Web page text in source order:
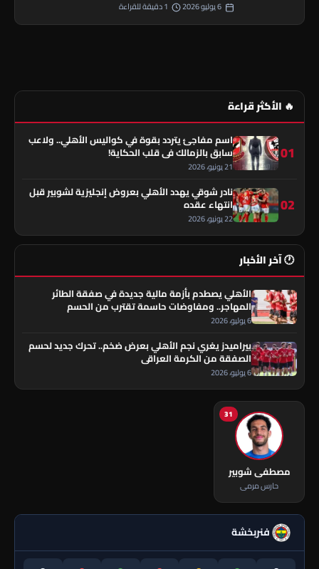
🔥 الأكثر قراءة
01
اسم مفاجئ يتردد بقوة في كواليس الأهلي.. ولاعب
سابق بالزمالك في قلب الحكاية!
21 يونيو، 2026
02
نادر شوقي يهدد الأهلي بعروض إنجليزية لشوبير قبل
انتهاء عقده
22 يونيو، 2026
🕐 آخر الأخبار
الأهلي يصطدم بأزمة مالية جديدة في صفقة الطائر
المهاجر.. ومفاوضات حاسمة تقترب من الحسم
6 يوليو، 2026
بيراميدز يغري نجم الأهلي بعرض ضخم.. تحرك جديد لحسم
الصفقة من الكرمة العراقي
6 يوليو، 2026
31
مصطفى شوبير
حارس مرمى
فنربخشة